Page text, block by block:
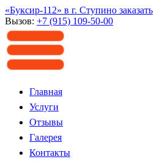
«Буксир-112» в г. Ступино заказать
Вызов: +7 (915) 109-50-00
Главная
Услуги
Отзывы
Галерея
Контакты